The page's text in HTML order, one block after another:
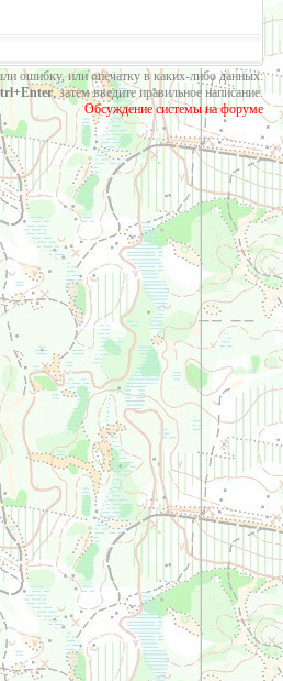
ошибку, или опечатку в каких-либо данных:
, затем введите правильное написание.
Обсуждение системы на форуме